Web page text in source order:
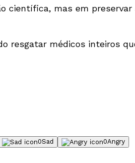
científica, mas em preservar
resgatar médicos inteiros
0Sad 0Angry